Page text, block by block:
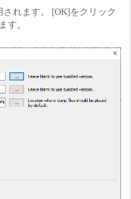
されます。 [OK]をクリック
す。